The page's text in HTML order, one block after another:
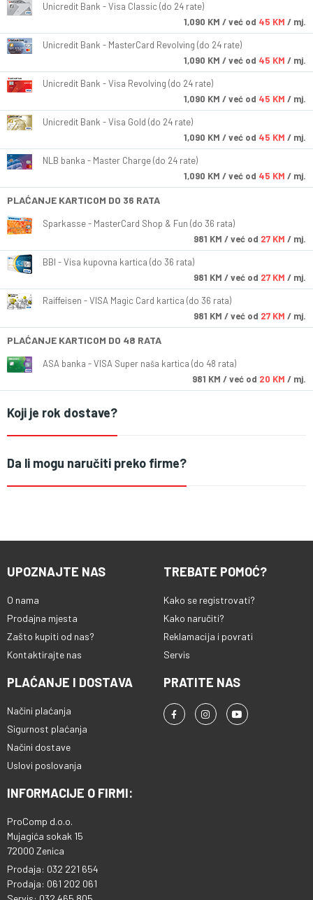
Unicredit Bank - Visa Classic (do 24 rate)
1,090 KM / već od 45 KM / mj.
Unicredit Bank - MasterCard Revolving (do 24 rate)
1,090 KM / već od 45 KM / mj.
Unicredit Bank - Visa Revolving (do 24 rate)
1,090 KM / već od 45 KM / mj.
Unicredit Bank - Visa Gold (do 24 rate)
1,090 KM / već od 45 KM / mj.
NLB banka - Master Charge (do 24 rate)
1,090 KM / već od 45 KM / mj.
PLAĆANJE KARTICOM DO 36 RATA
Sparkasse - MasterCard Shop & Fun (do 36 rata)
981 KM / već od 27 KM / mj.
BBI - Visa kupovna kartica (do 36 rata)
981 KM / već od 27 KM / mj.
Raiffeisen - VISA Magic Card kartica (do 36 rata)
981 KM / već od 27 KM / mj.
PLAĆANJE KARTICOM DO 48 RATA
ASA banka - VISA Super naša kartica (do 48 rata)
981 KM / već od 20 KM / mj.
Koji je rok dostave?
Da li mogu naručiti preko firme?
UPOZNAJTE NAS
O nama
Prodajna mjesta
Zašto kupiti od nas?
Kontaktirajte nas
TREBATE POMOĆ?
Kako se registrovati?
Kako naručiti?
Reklamacija i povrati
Servis
PLAĆANJE I DOSTAVA
Načini plaćanja
Sigurnost plaćanja
Načini dostave
Uslovi poslovanja
PRATITE NAS
INFORMACIJE O FIRMI:
ProComp d.o.o.
Mujagića sokak 15
72000 Zenica
Prodaja: 032 221 654
Prodaja: 061 202 061